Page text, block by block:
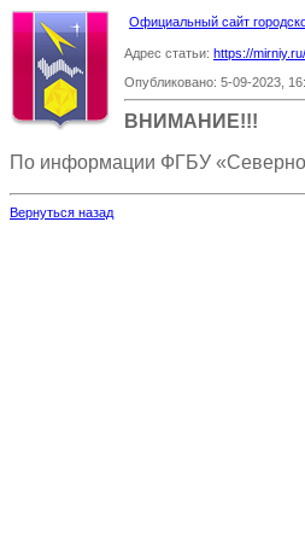
Официальный сайт
Адрес статьи: https://
Опубликовано: 5-09-2023,
ВНИМАНИЕ!!!
По информации ФГБУ
Вернуться назад